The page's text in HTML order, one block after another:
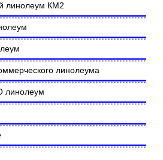
линолеум КМ2
линолеума
линолеум